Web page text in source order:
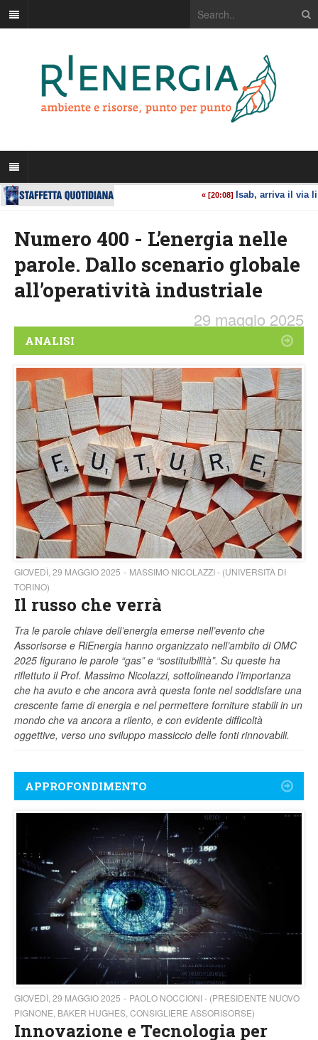
Numero 400 - L’energia nelle
parole. Dallo scenario globale
all’operatività industriale
29 maggio 2025
ANALISI
GIOVEDÌ, 29 MAGGIO 2025
MASSIMO NICOLAZZI - (UNIVERSITÀ DI
TORINO)
Il russo che verrà
Tra le parole chiave dell’energia emerse nell’evento che
Assorisorse e RiEnergia hanno organizzato nell’ambito di OMC
2025 figurano le parole “gas” e “sostituibilità”. Su queste ha
riflettuto il Prof. Massimo Nicolazzi, sottolineando l’importanza
che ha avuto e che ancora avrà questa fonte nel soddisfare una
crescente fame di energia e nel permettere forniture stabili in un
mondo che va ancora a rilento, e con evidente difficoltà
oggettive, verso uno sviluppo massiccio delle fonti rinnovabili.
APPROFONDIMENTO
GIOVEDÌ, 29 MAGGIO 2025
PAOLO NOCCIONI - (PRESIDENTE NUOVO
PIGNONE, BAKER HUGHES, CONSIGLIERE ASSORISORSE)
Innovazione e Tecnologia per